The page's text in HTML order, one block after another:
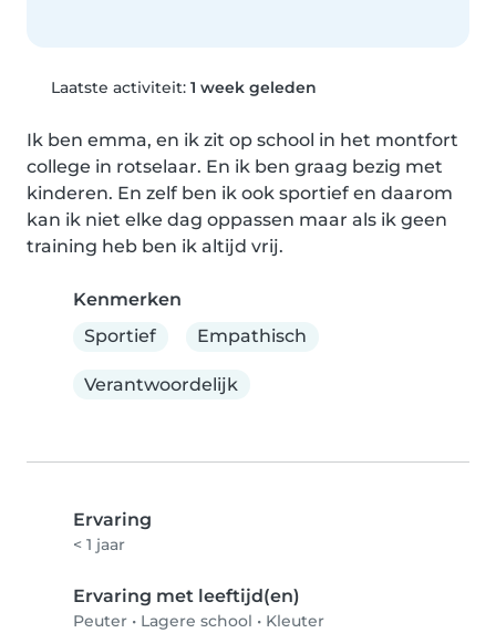
Laatste activiteit: 1 week geleden
Ik ben emma, en ik zit op school in het montfort
college in rotselaar. En ik ben graag bezig met
kinderen. En zelf ben ik ook sportief en daarom
kan ik niet elke dag oppassen maar als ik geen
training heb ben ik altijd vrij.
Kenmerken
Sportief
Empathisch
Verantwoordelijk
Ervaring
< 1 jaar
Ervaring met leeftijd(en)
Peuter • Lagere school • Kleuter